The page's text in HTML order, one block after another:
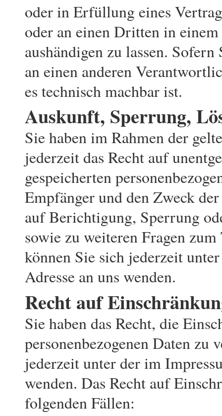
oder in Erfüllung eines
oder an einen Dritten in
aushändigen zu lassen.
an einen anderen
es technisch machbar ist.
Auskunft, Sperrung,
Sie haben im Rahmen der
jederzeit das Recht auf
gespeicherten
Empfänger und den Zweck
auf Berichtigung, Sperrung
sowie zu weiteren Fragen
können Sie sich jederzeit
Adresse an uns wenden.
Recht auf
Sie haben das Recht, die
personenbezogenen Daten zu
jederzeit unter der im
wenden. Das Recht auf
folgenden Fällen: